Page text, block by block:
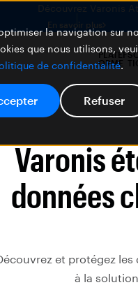
la navigation sur
que nous utilisons,
de confidentialité.
Refuser
Découvrez Varonis
En savoir plus
PLATEF
ORME
Varonis
données
et protégez
à la